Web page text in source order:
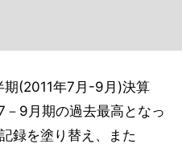
(2011年7月-9月)決算
9月期の過去最高となっ
録を塗り替え、また